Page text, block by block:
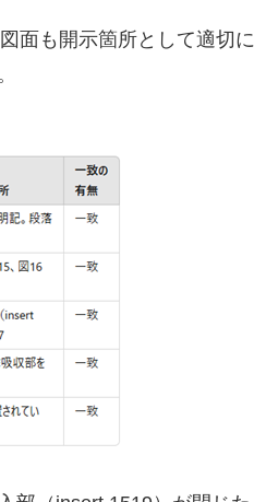
面も開示箇所として適切に